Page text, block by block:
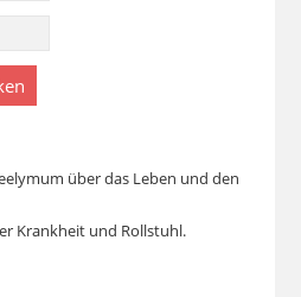
über das Leben und den
Krankheit und Rollstuhl.